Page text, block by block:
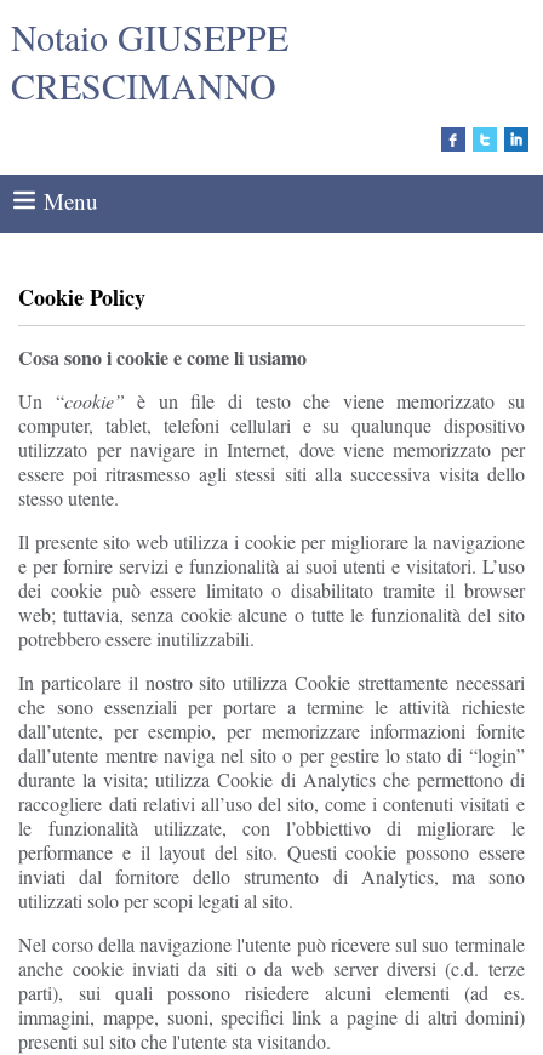
Notaio GIUSEPPE
CRESCIMANNO
Menu
Cookie Policy
Cosa sono i cookie e come li usiamo
Un “cookie”è un file di testo che viene memorizzato su
computer, tablet, telefoni cellulari e su qualunque dispositivo
utilizzato per navigare in Internet, dove viene memorizzato per
essere poi ritrasmesso agli stessi siti alla successiva visita dello
stesso utente.
Il presente sito web utilizza i cookie per migliorare la navigazione
e per fornire servizi e funzionalità ai suoi utenti e visitatori. L’uso
dei cookie può essere limitato o disabilitato tramite il browser
web; tuttavia, senza cookie alcune o tutte le funzionalità del sito
potrebbero essere inutilizzabili.
In particolare il nostro sito utilizza Cookie strettamente necessari
che sono essenziali per portare a termine le attività richieste
dall’utente, per esempio, per memorizzare informazioni fornite
dall’utente mentre naviga nel sito o per gestire lo stato di “login”
durante la visita; utilizza Cookie di Analytics che permettono di
raccogliere dati relativi all’uso del sito, come i contenuti visitati e
le funzionalità utilizzate, con l’obbiettivo di migliorare le
performance e il layout del sito. Questi cookie possono essere
inviati dal fornitore dello strumento di Analytics, ma sono
utilizzati solo per scopi legati al sito.
Nel corso della navigazione l'utente può ricevere sul suo terminale
anche cookie inviati da siti o da web server diversi (c.d. terze
parti), sui quali possono risiedere alcuni elementi (ad es.
immagini, mappe, suoni, specifici link a pagine di altri domini)
presenti sul sito che l'utente sta visitando.